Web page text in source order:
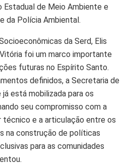
de Meio Ambiente e
da Polícia Ambiental.
da Serd, Elis
foi um marco importante
futuras no Espírito Santo.
definidos, a Secretaria de
está mobilizada para os
seu compromisso com a
técnico e a articulação entre os
na construção de políticas
para as comunidades